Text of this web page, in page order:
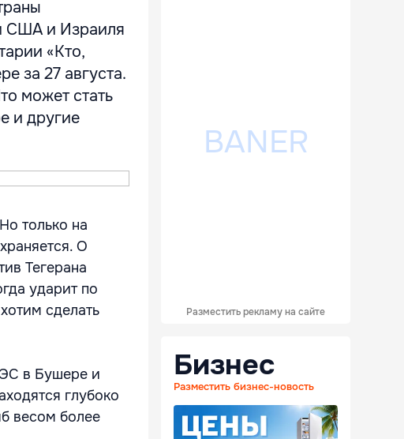
США и Израиля
«Кто,
за 27 августа.
может стать
и другие
только на
О
Тегерана
ударит по
сделать
в Бушере и
глубоко
весом более
Разместить рекламу на сайте
Бизнес
Разместить бизнес-новость